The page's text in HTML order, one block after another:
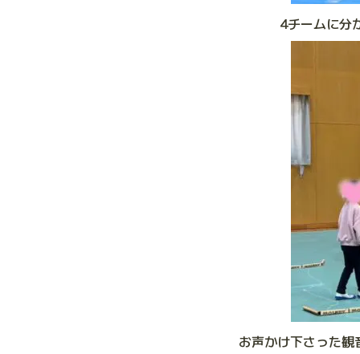
4チームに分
お声かけ下さった